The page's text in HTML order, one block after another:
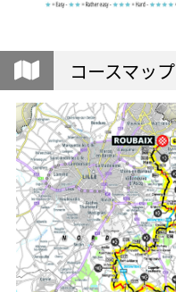
コースマップ